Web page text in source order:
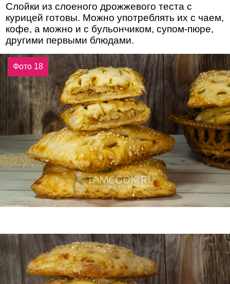
Слойки из слоеного дрожжевого теста с
курицей готовы. Можно употреблять их с чаем,
кофе, а можно и с бульончиком, супом-пюре,
другими первыми блюдами.
Фото 18